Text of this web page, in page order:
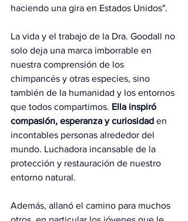
haciendo una gira en Estados Unidos".
La vida y el trabajo de la Dra. Goodall no
solo deja una marca imborrable en
nuestra comprensión de los
chimpancés y otras especies, sino
también de la humanidad y los entornos
que todos compartimos. Ella inspiró
compasión, esperanza y curiosidad en
incontables personas alrededor del
mundo. Luchadora incansable de la
protección y restauración de nuestro
entorno natural.
Además, allanó el camino para muchos